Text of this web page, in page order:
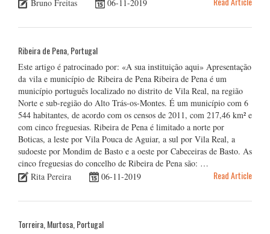
Bruno Freitas
06-11-2019
Ribeira de Pena, Portugal
Este artigo é patrocinado por: «A sua instituição aqui» Apresentação
da vila e município de Ribeira de Pena Ribeira de Pena é um
município português localizado no distrito de Vila Real, na região
Norte e sub-região do Alto Trás-os-Montes. É um município com 6
544 habitantes, de acordo com os censos de 2011, com 217,46 km² e
com cinco freguesias. Ribeira de Pena é limitado a norte por
Boticas, a leste por Vila Pouca de Aguiar, a sul por Vila Real, a
sudoeste por Mondim de Basto e a oeste por Cabeceiras de Basto. As
cinco freguesias do concelho de Ribeira de Pena são: …
Rita Pereira
06-11-2019 Read Article
Torreira, Murtosa, Portugal